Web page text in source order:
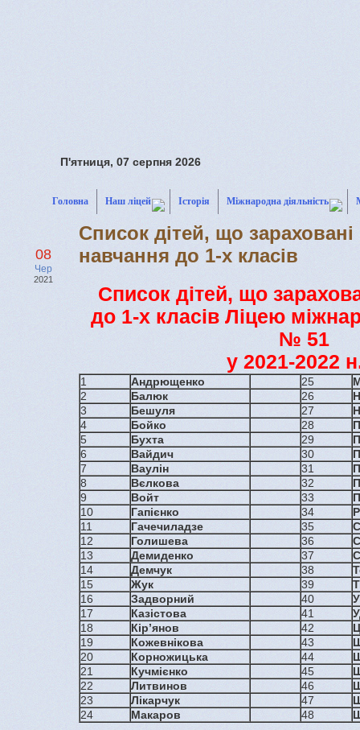
П'ятниця, 07 серпня 2026
Головна Наш ліцей Історія Міжнародна діяльність
08
Чер
2021
Список дітей, що зараховані
навчання до 1-х класів
Список дітей, що
до 1-х класів Ліцею
№ 51
у 2021-2022
1 Андрющенко 25
2
Балюк 26
3
Бешуля 27
4
Бойко 28
5
Бухта 29
6
Вайдич 30
7
Ваулін 31
8
Вєлкова 32
9
Войт 33
10
Гапієнко 34
11
Гачечиладзе 35
12
Голишева 36
13
Демиденко 37
14
Демчук 38
15
Жук 39
16
Задворний 40
17
Казістова 41
18
Кір’янов 42
19
Кожевнікова 43
20
Корножицька 44
21
Кучмієнко 45
22
Литвинов 46
23
Лікарчук 47
24
Макаров 48